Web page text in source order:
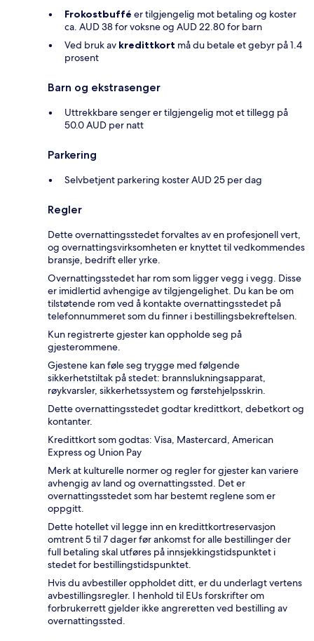
Frokostbuffé er tilgjengelig mot betaling og koster
ca. AUD 38 for voksne og AUD 22.80 for barn
Ved bruk av kredittkort må du betale et gebyr på 1.4
prosent
Barn og ekstrasenger
Uttrekkbare senger er tilgjengelig mot et tillegg på
50.0 AUD per natt
Parkering
Selvbetjent parkering koster AUD 25 per dag
Regler
Dette overnattingsstedet forvaltes av en profesjonell vert,
og overnattingsvirksomheten er knyttet til vedkommendes
bransje, bedrift eller yrke.
Overnattingsstedet har rom som ligger vegg i vegg. Disse
er imidlertid avhengige av tilgjengelighet. Du kan be om
tilstøtende rom ved å kontakte overnattingsstedet på
telefonnummeret som du finner i bestillingsbekreftelsen.
Kun registrerte gjester kan oppholde seg på
gjesterommene.
Gjestene kan føle seg trygge med følgende
sikkerhetstiltak på stedet: brannslukningsapparat,
røykvarsler, sikkerhetssystem og førstehjelpsskrin.
Dette overnattingsstedet godtar kredittkort, debetkort og
kontanter.
Kredittkort som godtas: Visa, Mastercard, American
Express og Union Pay
Merk at kulturelle normer og regler for gjester kan variere
avhengig av land og overnattingssted. Det er
overnattingsstedet som har bestemt reglene som er
oppgitt.
Dette hotellet vil legge inn en kredittkortreservasjon
omtrent 5 til 7 dager før ankomst for alle bestillinger der
full betaling skal utføres på innsjekkingstidspunktet i
stedet for bestillingstidspunktet.
Hvis du avbestiller oppholdet ditt, er du underlagt vertens
avbestillingsregler. I henhold til EUs forskrifter om
forbrukerrett gjelder ikke angreretten ved bestilling av
overnattingssted.